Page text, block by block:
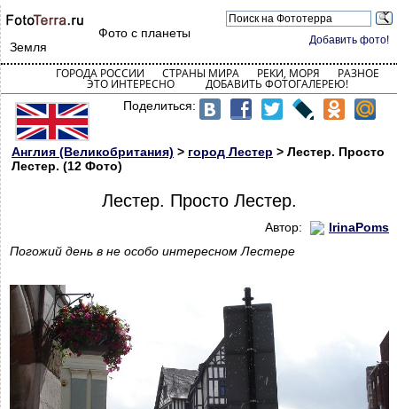
Добавить фото!
Фото с планеты
Земля
ГОРОДА РОССИИ СТРАНЫ МИРА РЕКИ, МОРЯ РАЗНОЕ
ЭТО ИНТЕРЕСНО ДОБАВИТЬ ФОТОГАЛЕРЕЮ!
Поделиться:
Англия (Великобритания) > город Лестер > Лестер. Просто
Лестер. (12 Фото)
Лестер. Просто Лестер.
Автор:
IrinaPoms
Погожий день в не особо интересном Лестере